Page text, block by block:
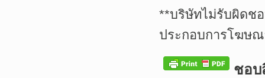
**บริษัทไม่รับผิดช
ประกอบการโฆษ
ชอบ